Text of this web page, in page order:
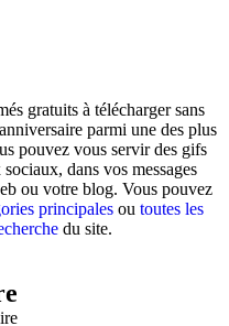
gratuits à télécharger sans
parmi une des plus
pouvez vous servir des gifs
dans vos messages
ou votre blog. Vous pouvez
principales ou toutes les
du site.